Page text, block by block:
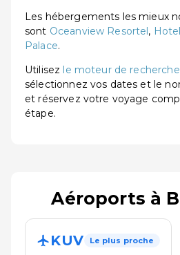
Les hébergements les mieux
sont Oceanview Resortel,
Palace.
Utilisez le moteur de
sélectionnez vos dates et le
et réservez votre voyage
étape.
Aéroports à
KUV Le plus proche